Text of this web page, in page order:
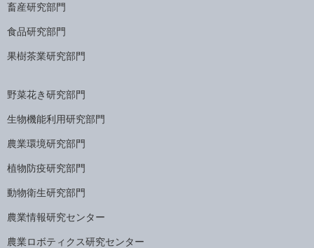
畜産研究部門
食品研究部門
果樹茶業研究部門
野菜花き研究部門
生物機能利用研究部門
農業環境研究部門
植物防疫研究部門
動物衛生研究部門
農業情報研究センター
農業ロボティクス研究センター